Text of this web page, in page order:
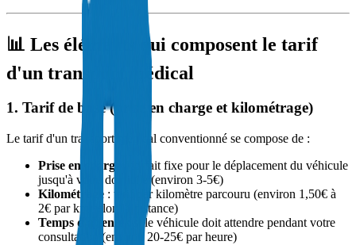
📊 Les éléments qui composent le tarif
d'un transport médical
1. Tarif de base (prise en charge et kilométrage)
Le tarif d'un transport médical conventionné se compose de :
Prise en charge
: forfait fixe pour le déplacement du véhicule
jusqu'à votre domicile (environ 3-5€)
Kilométrage : tarif par kilomètre parcouru (environ 1,50€ à
2€ par km selon la distance)
Temps d'attente
: si le véhicule doit attendre pendant votre
consultation (environ 20-25€ par heure)